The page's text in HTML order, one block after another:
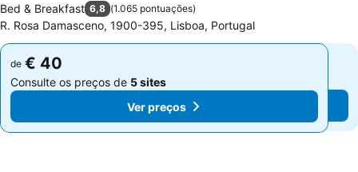
Bed & Breakfast 6,8 (1.065 pontuações)
R. Rosa Damasceno, 1900-395, Lisboa, Portugal
de € 40
Consulte os preços de 5 sites
Ver preços
de € 40
Consulte os preços de 5 sites
Ver preços